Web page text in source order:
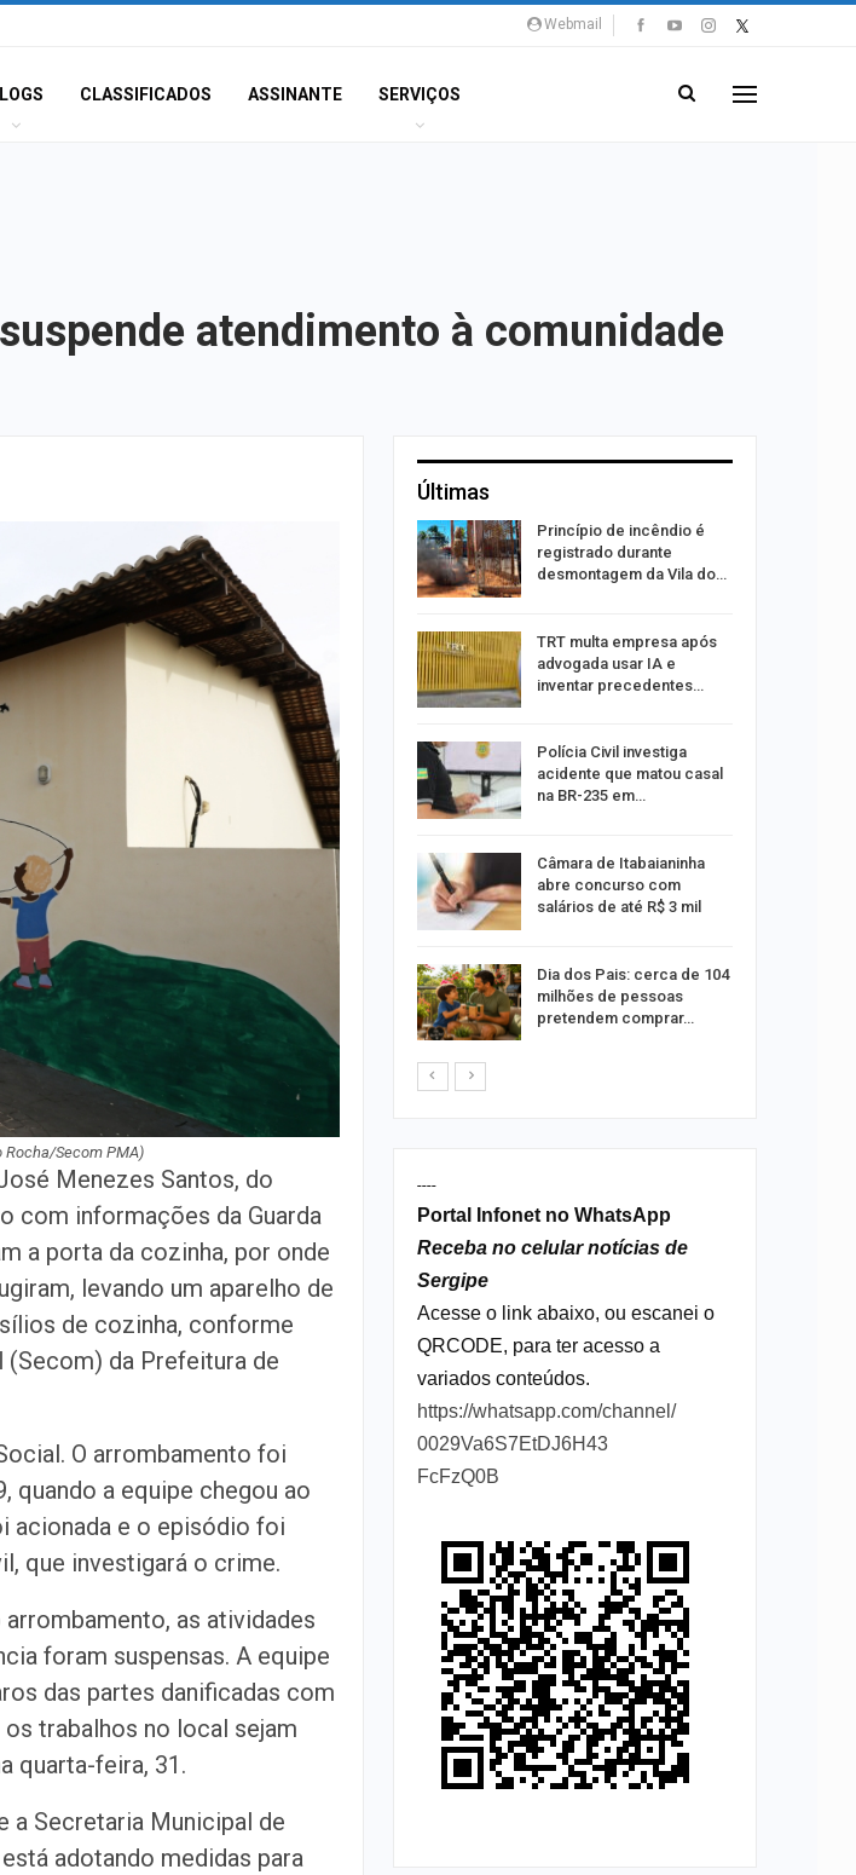
Webmail
CLASSIFICADOS ASSINANTE SERVIÇOS
atendimento à comunidade
Rocha/Secom PMA)
Menezes Santos, do
com informações da Guarda
a porta da cozinha, por onde
levando um aparelho de
de cozinha, conforme
da Prefeitura de
O arrombamento foi
quando a equipe chegou ao
acionada e o episódio foi
que investigará o crime.
as atividades
foram suspensas. A equipe
das partes danificadas com
trabalhos no local sejam
quarta-feira, 31.
a Secretaria Municipal de
adotando medidas para
Últimas
PSD oficializa candidatura
de Fábio Mitidieri ao
Governo de Sergipe
PT oficializa candidatura
de Rogério Carvalho à
reeleição ao Senado
André Moura tem
candidatura ao Senado
homologada pelo União
Brasil
entorno do DIA e do…
CPI das Concessões
retoma trabalhos na
próxima segunda-feira, 10
Princípio de incêndio é
registrado durante
desmontagem da Vila do…
TRT multa empresa após
advogada usar IA e
inventar precedentes…
Polícia Civil investiga
acidente que matou casal
na BR-235 em…
Câmara de Itabaianinha
abre concurso com
salários de até R$ 3 mil
Dia dos Pais: cerca de 104
milhões de pessoas
pretendem comprar…
----
Portal Infonet no WhatsApp
Receba no celular notícias de
Sergipe
Acesse o link abaixo, ou escanei o
QRCODE, para ter acesso a
variados conteúdos.
https://whatsapp.com/channel/
0029Va6S7EtDJ6H43
FcFzQ0B